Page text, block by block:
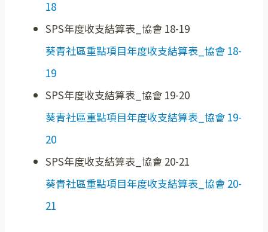
18
SPS年度收支結算表_協會 18-19
葵青社區重點項目年度收支結算表_協會 18-
19
SPS年度收支結算表_協會 19-20
葵青社區重點項目年度收支結算表_協會 19-
20
SPS年度收支結算表_協會 20-21
葵青社區重點項目年度收支結算表_協會 20-
21